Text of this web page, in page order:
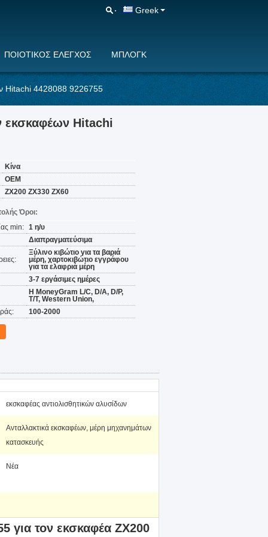
Greek
ΠΟΙΟΤΙΚΌΣ ΈΛΕΓΧΟΣ ΜΠΛΟΓΚ
Hitachi 4428088 9226755
εκσκαφέων Hitachi
Κίνα
OEM
ZX200 ZX330 ZX60
Όροι:
min: 1 η/υ
Διαπραγματεύσιμα
Ξύλινο κιβώτιο για τα βαριά
μέρη, χαρτοκιβώτιο εγγράφου
για τα ελαφριά μέρη
3-7 εργάσιμες ημέρες
Η MoneyGram L/C, D/A, D/P,
T/T, Western Union,
100-2000
εκσκαφέας αντιολισθητικών αλυσίδων
Ανταλλακτικά εκσκαφέων, μέρη μηχανημάτων
κατασκευής
Νέα
για τον εκσκαφέα ZX200